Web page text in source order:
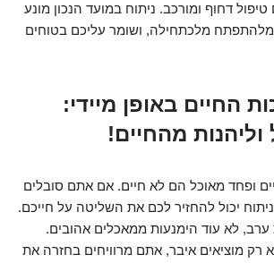
דחוף ומורכב. ניתוח במועד הנכון מונע
מלכתחילה, ושומר עליכם בטוחים
החיים באופן מיידי:
וליהנות מהחיים!
ופחד מאוכל הם לא חיים. אם אתם סובלים
יכול להחזיר לכם את השליטה על חייכם.
לא עוד הימנעות ממאכלים אהובים.
רק מוציאים איבר, אתם מרוויחים בחזרה את